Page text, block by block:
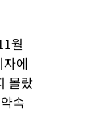
월
에
몰랐
속